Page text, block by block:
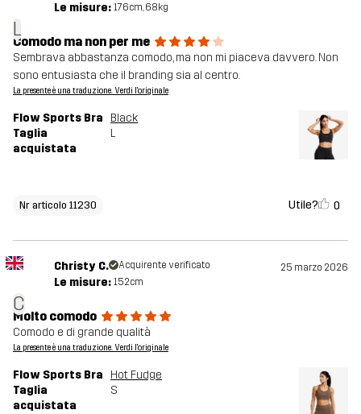
L
Le misure: 176cm, 68kg
Comodo ma non per me
Sembrava abbastanza comodo, ma non mi piaceva davvero. Non
sono entusiasta che il branding sia al centro.
La presente è una traduzione. Verdi l'originale
Flow Sports Bra
Black
Taglia
acquistata
L
Nr articolo 11230 Utile? 0
C
Christy C. Acquirente verificato 25 marzo 2026
Le misure: 152cm
Molto comodo
Comodo e di grande qualità
La presente è una traduzione. Verdi l'originale
Flow Sports Bra
Hot Fudge
Taglia
acquistata
S